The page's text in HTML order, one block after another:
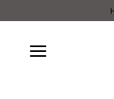
content